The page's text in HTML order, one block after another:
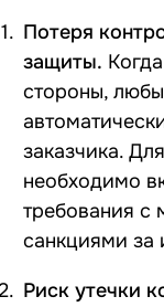
Потеря
защиты.
стороны,
заказчика.
необходимо
требования с
санкциями за
Риск утечки